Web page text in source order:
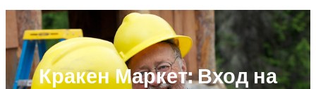
Кракен Маркет: Вход на